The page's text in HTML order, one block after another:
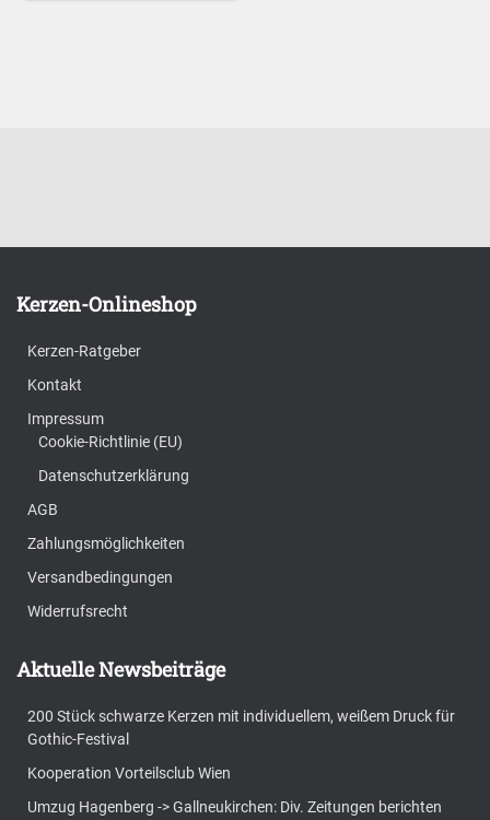
Kerzen-Onlineshop
Kerzen-Ratgeber
Kontakt
Impressum
Cookie-Richtlinie (EU)
Datenschutzerklärung
AGB
Zahlungsmöglichkeiten
Versandbedingungen
Widerrufsrecht
Aktuelle Newsbeiträge
200 Stück schwarze Kerzen mit individuellem, weißem Druck für
Gothic-Festival
Kooperation Vorteilsclub Wien
Umzug Hagenberg -> Gallneukirchen: Div. Zeitungen berichten